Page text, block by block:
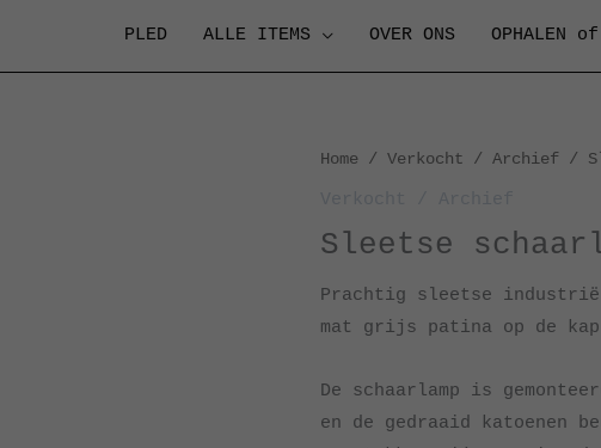
PLED ALLE ITEMS OVER ONS OPHALEN of
Home / Verkocht / Archief /
Sleetse
Prachtig sleetse
mat grijs patina op de
De schaarlamp is
en de gedraaid katoenen